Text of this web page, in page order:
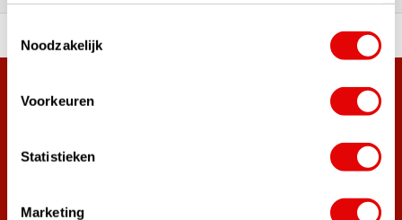
Noodzakelijk
Voorkeuren
Statistieken
Marketing
A-merken! Vóór 15:00 besteld,
Meer dan 38.000 klanten hebben zich al
Word ook lid van de nieuwsbrief en mis nooit meer de beste
golf aanbiedingen!